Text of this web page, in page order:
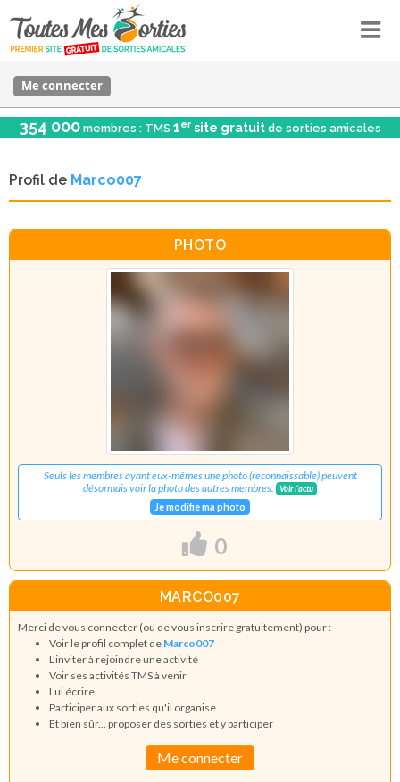
Me connecter
354 000 membres : TMS 1er site gratuit de sorties amicales
Profil de Marco007
PHOTO
Seuls les membres ayant eux-mêmes une photo (reconnaissable) peuvent
désormais voir la photo des autres membres.
Voir l'actu
Je modifie ma photo
0
MARCO007
Merci de vous connecter (ou de vous inscrire gratuitement) pour :
Voir le profil complet de Marco007
L'inviter à rejoindre une activité
Voir ses activités TMS à venir
Lui écrire
Participer aux sorties qu'il organise
Et bien sûr... proposer des sorties et y participer
Me connecter